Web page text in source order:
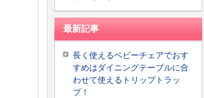
最新記事
長く使えるベビーチェアでおす
すめはダイニングテーブルに合
わせて使えるトリップトラッ
プ！